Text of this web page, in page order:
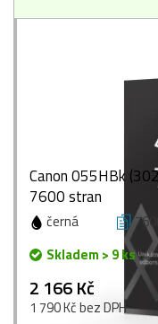
Canon 055HBk
7600 stran
černá
Skladem > 9 ks
2 166 Kč
1 790 Kč bez DPH